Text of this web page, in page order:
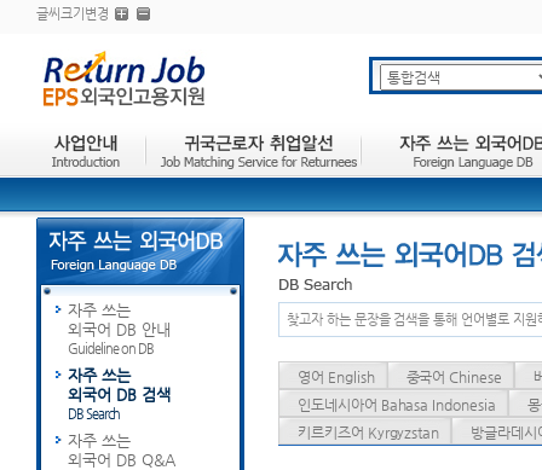
글씨크기변경
자주 쓰는
외국어 DB 안내
Guideline on DB
자주 쓰는
외국어 DB 검색
DB Search
자주 쓰는
외국어 DB Q&A
찾고자 하는 문장을 검색을 통해 언어별로 지원
영어 English 중국어 Chinese
인도네시아어 Bahasa Indonesia
키르키즈어 Kyrgyzstan
방글라데